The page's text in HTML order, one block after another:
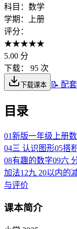
科目： 数学
学期：
上册
评分：
★★★★★
5.00 分
下载：
95 次
下载课本 📝 配
目录
01新版一年级上册
04三 认识图形05搭
08有趣的数字09六
加法12九 20以内的
与评价
课本简介